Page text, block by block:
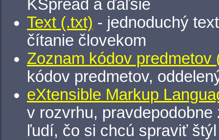
KSpread a ďaľšie
Text (.txt) - jednoduchý
čítanie človekom
Zoznam kódov predmetov
kódov predmetov,
eXtensible Markup
v rozvrhu,
ľudí, čo si chcú spraviť